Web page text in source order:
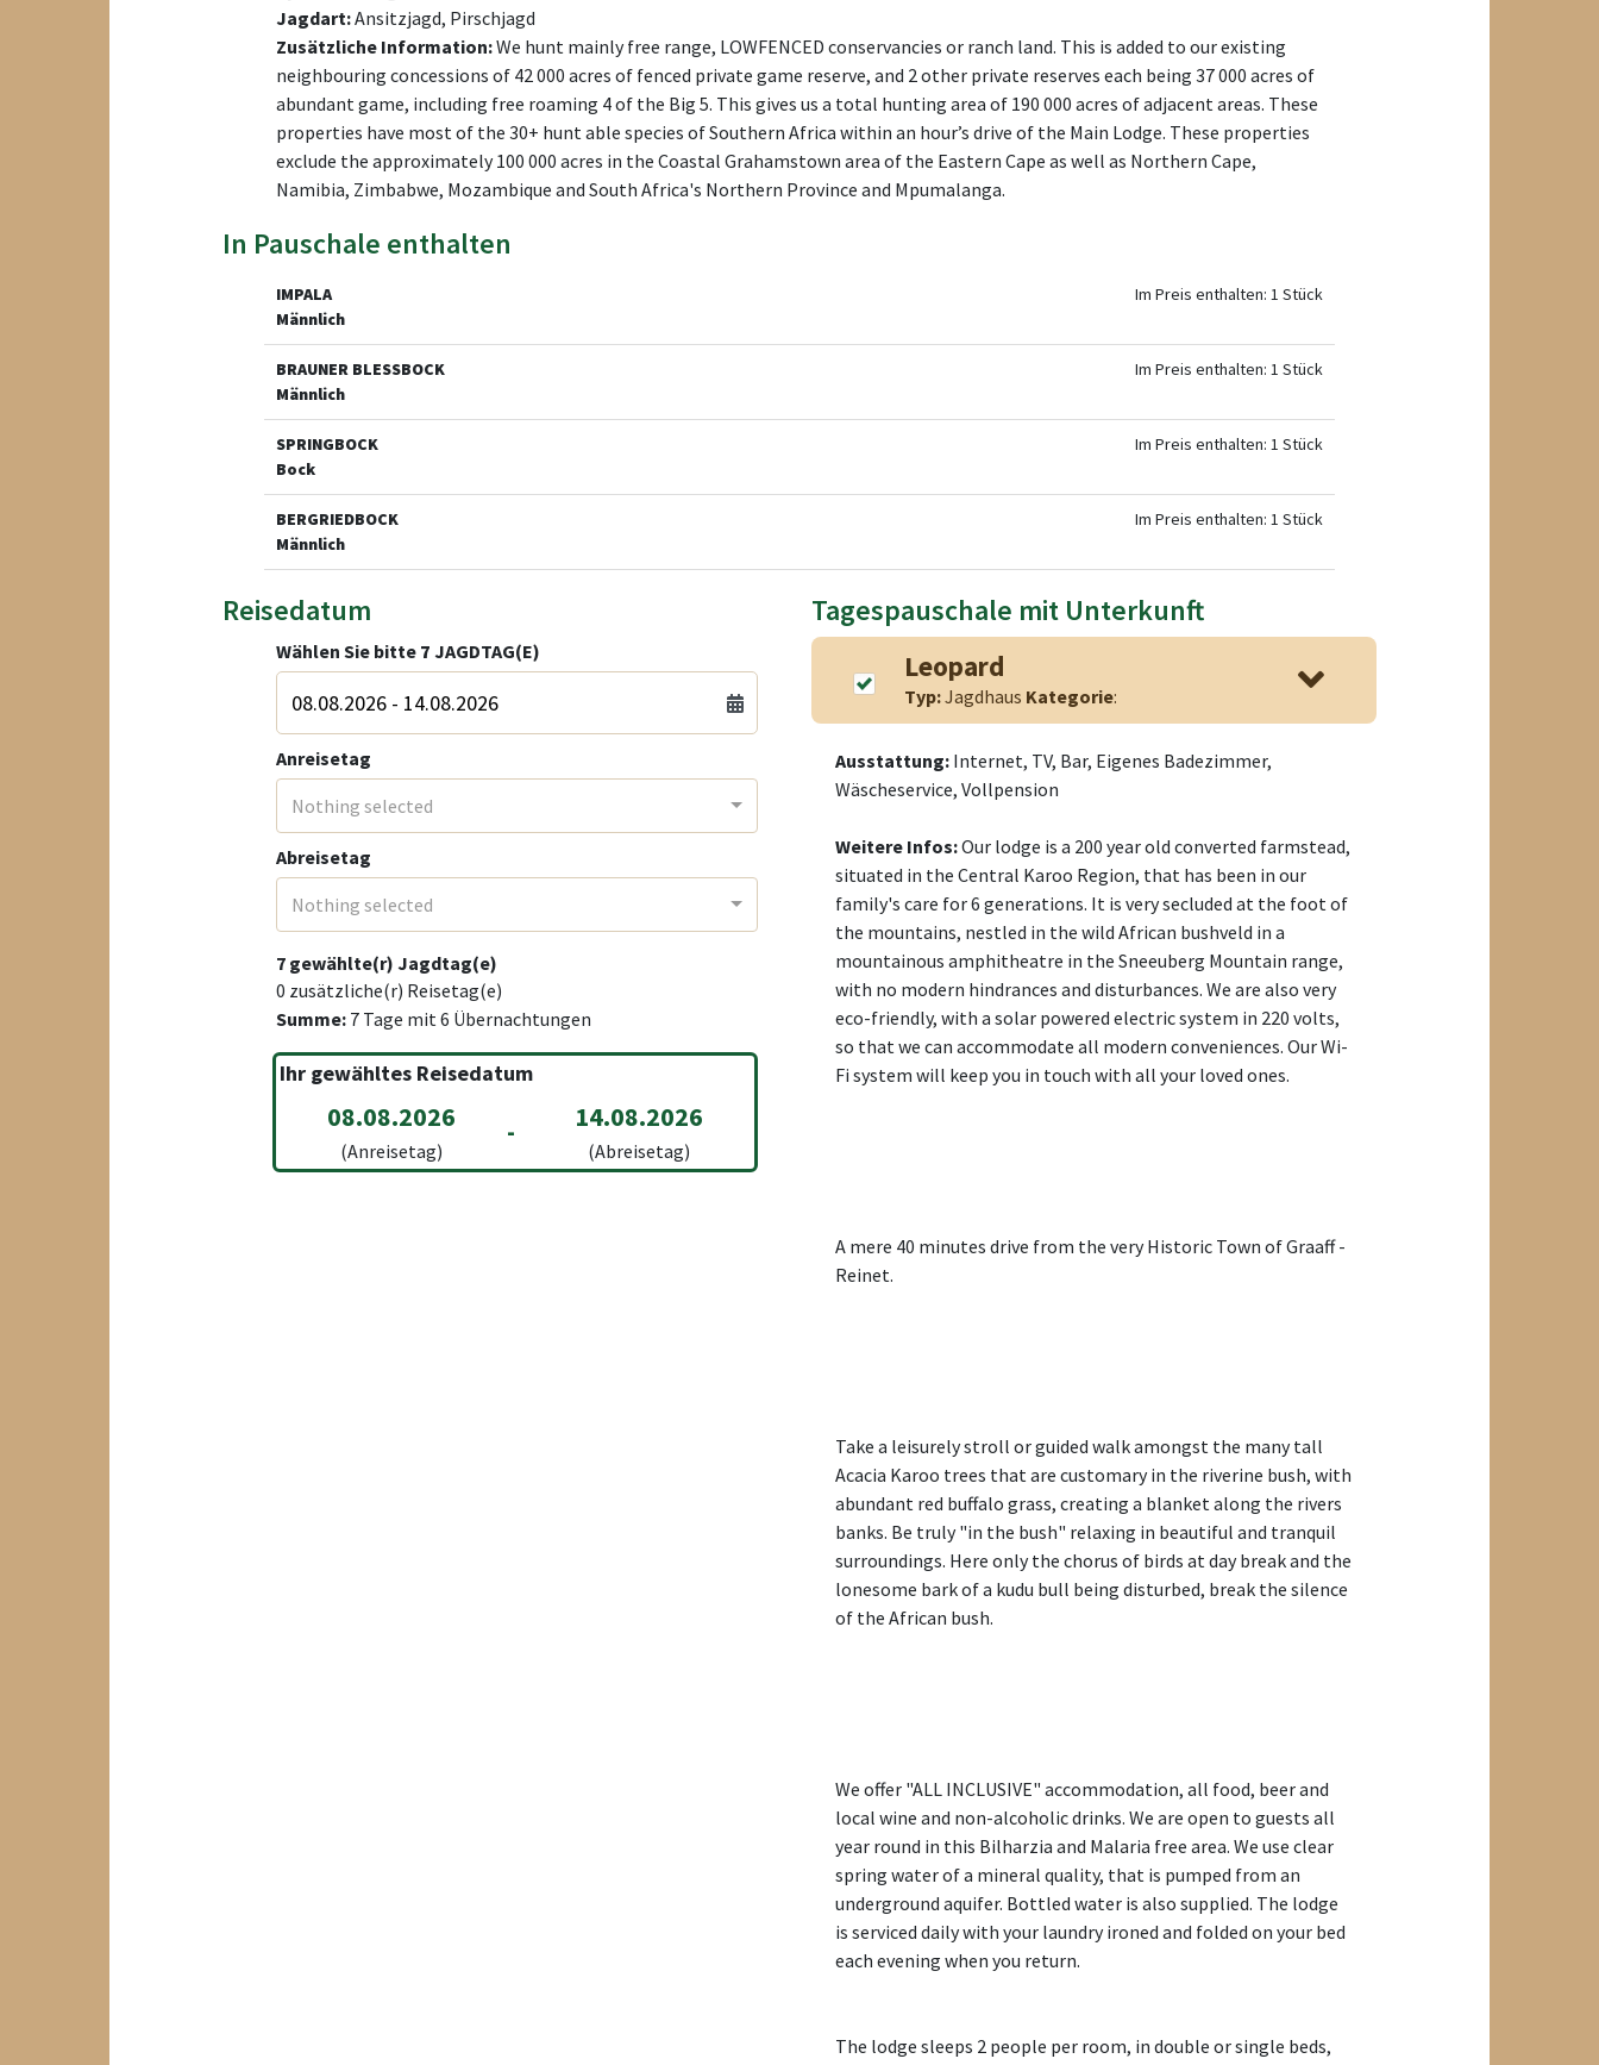
Jagdart:Ansitzjagd, Pirschjagd
Zusätzliche Information:We hunt mainly free range, LOWFENCED conservancies or ranch land. This is added to our existing
neighbouring concessions of 42 000 acres of fenced private game reserve, and 2 other private reserves each being 37 000 acres of
abundant game, including free roaming 4 of the Big 5. This gives us a total hunting area of 190 000 acres of adjacent areas. These
properties have most of the 30+ hunt able species of Southern Africa within an hour’s drive of the Main Lodge. These properties
exclude the approximately 100 000 acres in the Coastal Grahamstown area of the Eastern Cape as well as Northern Cape,
Namibia, Zimbabwe, Mozambique and South Africa's Northern Province and Mpumalanga.
In Pauschale enthalten
IMPALA
Männlich
Im Preis enthalten: 1 Stück
BRAUNER BLESSBOCK
Männlich
Im Preis enthalten: 1 Stück
SPRINGBOCK
Bock
Im Preis enthalten: 1 Stück
BERGRIEDBOCK
Männlich
Im Preis enthalten: 1 Stück
Reisedatum
Wählen Sie bitte 7 JAGDTAG(E)
Anreisetag
Nothing selected
Abreisetag
Nothing selected
7 gewählte(r) Jagdtag(e)
0 zusätzliche(r) Reisetag(e)
Summe: 7 Tage mit6 Übernachtungen
Ihr gewähltes Reisedatum
08.08.2026
(Anreisetag)
- 14.08.2026
(Abreisetag)
Tagespauschale mit Unterkunft
Leopard
Typ:Jagdhaus Kategorie:
Ausstattung: Internet, TV, Bar, Eigenes Badezimmer,
Wäscheservice, Vollpension
Weitere Infos:Our lodge is a 200 year old converted farmstead,
situated in the Central Karoo Region, that has been in our
family's care for 6 generations. It is very secluded at the foot of
the mountains, nestled in the wild African bushveld in a
mountainous amphitheatre in the Sneeuberg Mountain range,
with no modern hindrances and disturbances. We are also very
eco-friendly, with a solar powered electric system in 220 volts,
so that we can accommodate all modern conveniences. Our Wi-
Fi system will keep you in touch with all your loved ones.
A mere 40 minutes drive from the very Historic Town of Graaff -
Reinet.
Take a leisurely stroll or guided walk amongst the many tall
Acacia Karoo trees that are customary in the riverine bush, with
abundant red buffalo grass, creating a blanket along the rivers
banks. Be truly "in the bush" relaxing in beautiful and tranquil
surroundings. Here only the chorus of birds at day break and the
lonesome bark of a kudu bull being disturbed, break the silence
of the African bush.
We offer "ALL INCLUSIVE" accommodation, all food, beer and
local wine and non-alcoholic drinks. We are open to guests all
year round in this Bilharzia and Malaria free area. We use clear
spring water of a mineral quality, that is pumped from an
underground aquifer. Bottled water is also supplied. The lodge
is serviced daily with your laundry ironed and folded on your bed
each evening when you return.
The lodge sleeps 2 people per room, in double or single beds,